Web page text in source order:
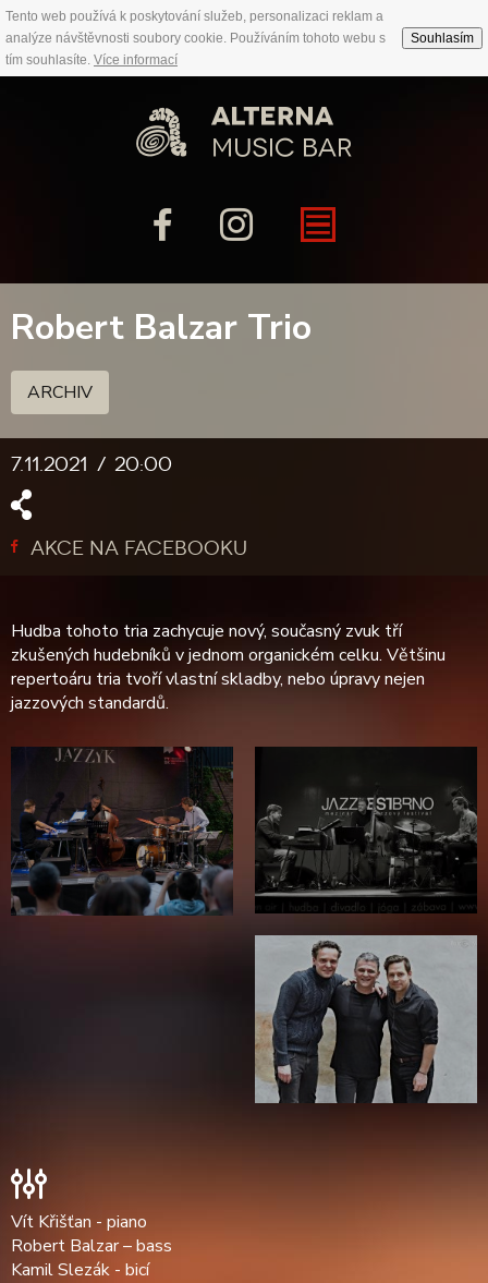
Tento web používá k poskytování služeb, personalizaci reklam a
analýze návštěvnosti soubory cookie. Používáním tohoto webu s
tím souhlasíte. Více informací
Souhlasím
Robert Balzar Trio
ARCHIV
7.11.2021 20:00
AKCE NA FACEBOOKU
Hudba tohoto tria zachycuje nový, současný zvuk tří
zkušených hudebníků v jednom organickém celku. Většinu
repertoáru tria tvoří vlastní skladby, nebo úpravy nejen
jazzových standardů.
Vít Křišťan - piano
Robert Balzar – bass
Kamil Slezák - bicí